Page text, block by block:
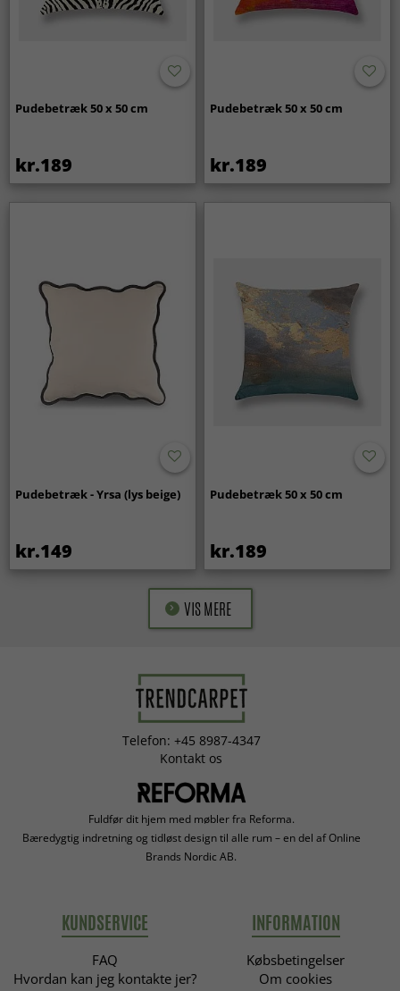
Pudebetræk 50 x 50 cm
kr.189
Pudebetræk 50 x 50 cm
kr.189
Pudebetræk - Yrsa (lys beige)
kr.149
Pudebetræk 50 x 50 cm
kr.189
VIS MERE
Telefon: +45 8987-4347
Kontakt os
Fuldfør dit hjem med møbler fra Reforma.
Bæredygtig indretning og tidløst design til alle rum – en del af Online
Brands Nordic AB.
KUNDSERVICE
FAQ
Hvordan kan jeg kontakte jer?
INFORMATION
Købsbetingelser
Om cookies